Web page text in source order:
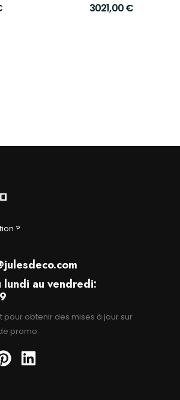
3021,00€
?
lundi au vendredi:
pour obtenir des mises à jour sur
promo.